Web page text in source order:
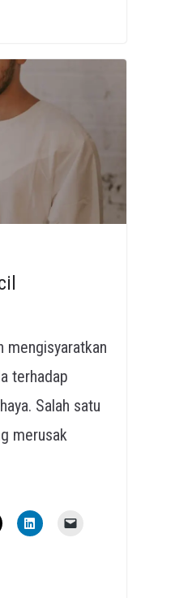
mengisyaratkan
terhadap
Salah satu
merusak